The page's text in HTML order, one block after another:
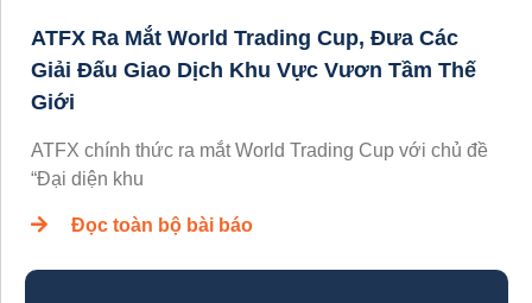
ATFX Ra Mắt World Trading Cup, Đưa Các
Giải Đấu Giao Dịch Khu Vực Vươn Tầm Thế
Giới
ATFX chính thức ra mắt World Trading Cup với chủ đề
“Đại diện khu
Đọc toàn bộ bài báo